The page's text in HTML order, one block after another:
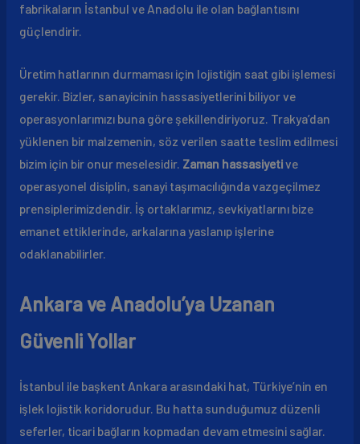
fabrikaların İstanbul ve Anadolu ile olan bağlantısını
güçlendirir.
Üretim hatlarının durmaması için lojistiğin saat gibi işlemesi
gerekir. Bizler, sanayicinin hassasiyetlerini biliyor ve
operasyonlarımızı buna göre şekillendiriyoruz. Trakya’dan
yüklenen bir malzemenin, söz verilen saatte teslim edilmesi
bizim için bir onur meselesidir. Zaman hassasiyetive
operasyonel disiplin, sanayi taşımacılığında vazgeçilmez
prensiplerimizdendir. İş ortaklarımız, sevkiyatlarını bize
emanet ettiklerinde, arkalarına yaslanıp işlerine
odaklanabilirler.
Ankara ve Anadolu’ya Uzanan
Güvenli Yollar
İstanbul ile başkent Ankara arasındaki hat, Türkiye’nin en
işlek lojistik koridorudur. Bu hatta sunduğumuz düzenli
seferler, ticari bağların kopmadan devam etmesini sağlar.